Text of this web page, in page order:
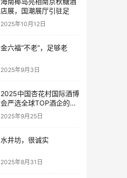
店展，国潮展厅引驻足
2025年10月12日
金六福“不老”，足够老
2025年9月3日
2025中国杏花村国际酒博
会严选全球TOP酒企的底
气何在？
2025年9月25日
水井坊，很诚实
2025年8月31日